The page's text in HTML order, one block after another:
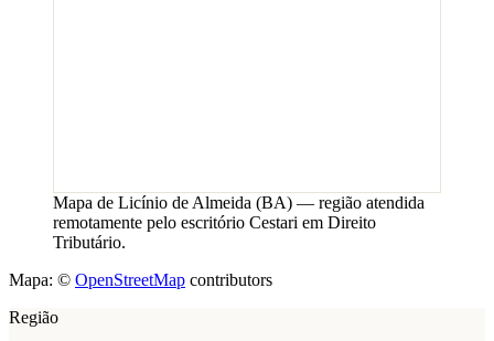
Mapa de Licínio de Almeida (BA) — região atendida
remotamente pelo escritório Cestari em Direito
Tributário.
Mapa: © OpenStreetMap contributors
Região